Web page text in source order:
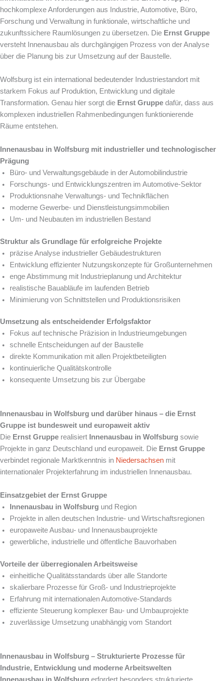
hochkomplexe Anforderungen aus Industrie, Automotive, Büro,
Forschung und Verwaltung in funktionale, wirtschaftliche und
zukunftssichere Raumlösungen zu übersetzen. Die Ernst Gruppe
versteht Innenausbau als durchgängigen Prozess von der Analyse
über die Planung bis zur Umsetzung auf der Baustelle.
Wolfsburg ist ein international bedeutender Industriestandort mit
starkem Fokus auf Produktion, Entwicklung und digitale
Transformation. Genau hier sorgt die Ernst Gruppe dafür, dass aus
komplexen industriellen Rahmenbedingungen funktionierende
Räume entstehen.
Innenausbau in Wolfsburg mit industrieller und technologischer
Prägung
Büro- und Verwaltungsgebäude in der Automobilindustrie
Forschungs- und Entwicklungszentren im Automotive-Sektor
Produktionsnahe Verwaltungs- und Technikflächen
moderne Gewerbe- und Dienstleistungsimmobilien
Um- und Neubauten im industriellen Bestand
Struktur als Grundlage für erfolgreiche Projekte
präzise Analyse industrieller Gebäudestrukturen
Entwicklung effizienter Nutzungskonzepte für Großunternehmen
enge Abstimmung mit Industrieplanung und Architektur
realistische Bauabläufe im laufenden Betrieb
Minimierung von Schnittstellen und Produktionsrisiken
Umsetzung als entscheidender Erfolgsfaktor
Fokus auf technische Präzision in Industrieumgebungen
schnelle Entscheidungen auf der Baustelle
direkte Kommunikation mit allen Projektbeteiligten
kontinuierliche Qualitätskontrolle
konsequente Umsetzung bis zur Übergabe
Innenausbau in Wolfsburg und darüber hinaus – die Ernst
Gruppe ist bundesweit und europaweit aktiv
Die Ernst Gruppe realisiert Innenausbau in Wolfsburg sowie
Projekte in ganz Deutschland und europaweit. Die Ernst Gruppe
verbindet regionale Marktkenntnis in Niedersachsen mit
internationaler Projekterfahrung im industriellen Innenausbau.
Einsatzgebiet der Ernst Gruppe
Innenausbau in Wolfsburg und Region
Projekte in allen deutschen Industrie- und Wirtschaftsregionen
europaweite Ausbau- und Innenausbauprojekte
gewerbliche, industrielle und öffentliche Bauvorhaben
Vorteile der überregionalen Arbeitsweise
einheitliche Qualitätsstandards über alle Standorte
skalierbare Prozesse für Groß- und Industrieprojekte
Erfahrung mit internationalen Automotive-Standards
effiziente Steuerung komplexer Bau- und Umbauprojekte
zuverlässige Umsetzung unabhängig vom Standort
Innenausbau in Wolfsburg – Strukturierte Prozesse für
Industrie, Entwicklung und moderne Arbeitswelten